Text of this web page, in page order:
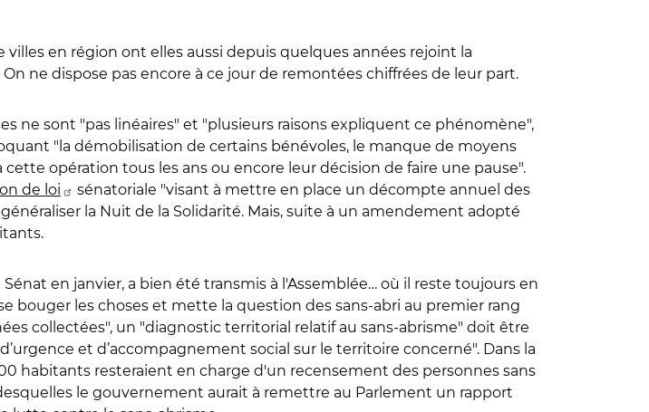
en région ont elles aussi depuis quelques années rejoint la
ne dispose pas encore à ce jour de remontées chiffrées de leur part.
ne sont "pas linéaires" et "plusieurs raisons expliquent ce phénomène",
"la démobilisation de certains bénévoles, le manque de moyens
opération tous les ans ou encore leur décision de faire une pause".
de loi sénatoriale "visant à mettre en place un décompte annuel des
la Nuit de la Solidarité. Mais, suite à un amendement adopté
en janvier, a bien été transmis à l'Assemblée… où il reste toujours en
bouger les choses et mette la question des sans-abri au premier rang
collectées", un "diagnostic territorial relatif au sans-abrisme" doit être
et d’accompagnement social sur le territoire concerné". Dans la
habitants resteraient en charge d'un recensement des personnes sans
le gouvernement aurait à remettre au Parlement un rapport